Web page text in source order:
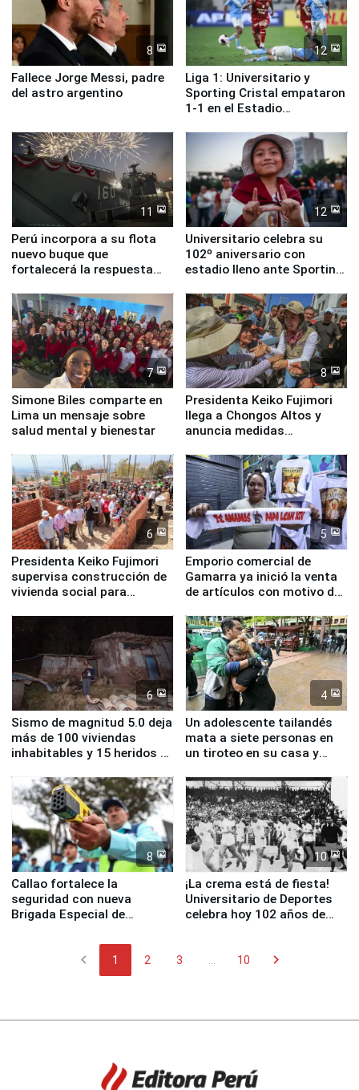
8
Fallece Jorge Messi, padre
del astro argentino
12
Liga 1: Universitario y
Sporting Cristal empataron
1-1 en el Estadio
11
Perú incorpora a su flota
nuevo buque que
fortalecerá la respuesta
12
Universitario celebra su
102º aniversario con
estadio lleno ante Sporting
7
Simone Biles comparte en
Lima un mensaje sobre
salud mental y bienestar
8
Presidenta Keiko Fujimori
llega a Chongos Altos y
anuncia medidas
educación, salud y empleo
6
Presidenta Keiko Fujimori
supervisa construcción de
vivienda social para
5
Emporio comercial de
Gamarra ya inició la venta
de artículos con motivo de
6
Sismo de magnitud 5.0 deja
más de 100 viviendas
inhabitables y 15 heridos en
4
Un adolescente tailandés
mata a siete personas en
un tiroteo en su casa y
8
Callao fortalece la
seguridad con nueva
Brigada Especial de
equipamiento para
10
¡La crema está de fiesta!
Universitario de Deportes
celebra hoy 102 años de
chevron_left 1 2 3 ... 10 chevron_right